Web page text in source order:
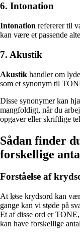
6. Intonation
Intonation refererer til
kan være et passende
7. Akustik
Akustik handler om
som et synonym til
Disse synonymer kan
mangfoldigt, når du
opgaver eller skriftlige
Sådan finder
forskellige
Forståelse af
At løse krydsord kan
gange kan vi støde på
Et af disse ord er
kan have forskellige